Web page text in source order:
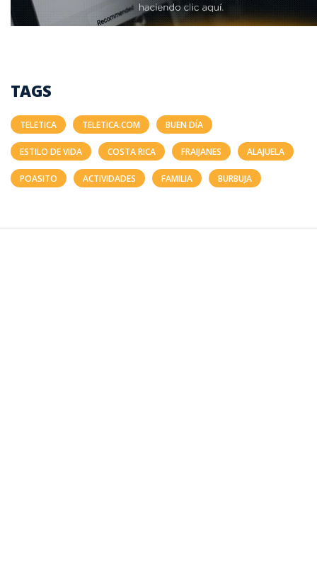
TAGS
TELETICA TELETICA.COM BUEN DÍA
ESTILO DE VIDA COSTA RICA FRAIJANES ALAJUELA
POASITO ACTIVIDADES FAMILIA BURBUJA